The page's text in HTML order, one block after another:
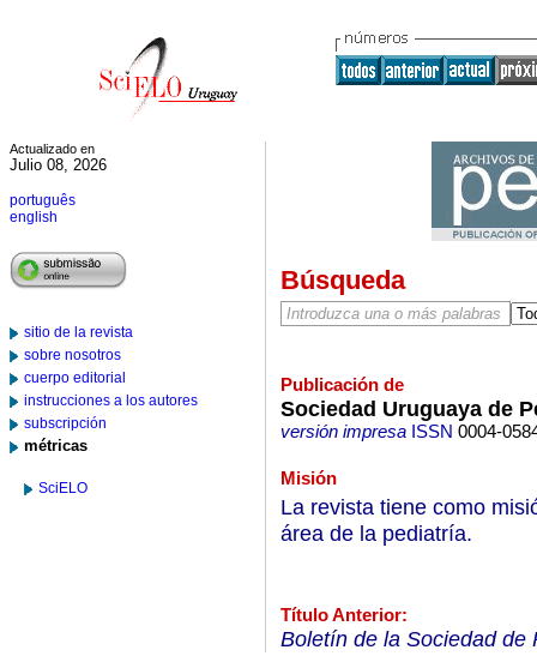
Actualizado en
Julio 08, 2026
português
english
sitio de la revista
sobre nosotros
cuerpo editorial
instrucciones a los autores
subscripción
métricas
SciELO
Búsqueda
Publicación de
Sociedad Uruguaya de
versión impresaISSN 0004-
Misión
La revista tiene como
área de la pediatría.
Título Anterior:
Boletín de la Sociedad de